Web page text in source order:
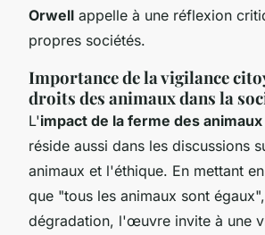
Orwell appelle à une réflexion
propres sociétés.
Importance de la vigilance
droits des animaux dans la
L'impact de la ferme des
réside aussi dans les discussions
animaux et l'éthique. En mettant
que "tous les animaux sont
dégradation, l'œuvre invite à une